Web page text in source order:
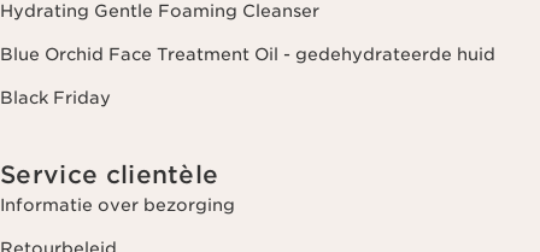
Hydrating Gentle Foaming Cleanser
Blue Orchid Face Treatment Oil - gedehydrateerde huid
Black Friday
Service clientèle
Informatie over bezorging